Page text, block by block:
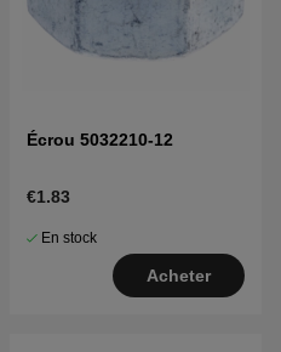
Écrou 5032210-12
€1.83
En stock
Acheter